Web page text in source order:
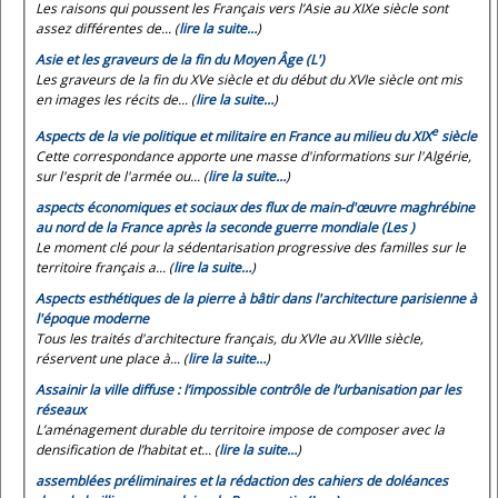
Les raisons qui poussent les Français vers l’Asie au XIXe siècle sont
assez différentes de... (lire la suite…)
Asie et les graveurs de la fin du Moyen Âge (L')
Les graveurs de la fin du XVe siècle et du début du XVIe siècle ont mis
en images les récits de... (lire la suite…)
Aspects de la vie politique et militaire en France au milieu du XIXesiècle
Cette correspondance apporte une masse d'informations sur l'Algérie,
sur l'esprit de l'armée ou... (lire la suite…)
aspects économiques et sociaux des flux de main-d'œuvre maghrébine
au nord de la France après la seconde guerre mondiale (Les )
Le moment clé pour la sédentarisation progressive des familles sur le
territoire français a... (lire la suite…)
Aspects esthétiques de la pierre à bâtir dans l'architecture parisienne à
l'époque moderne
Tous les traités d'architecture français, du XVIe au XVIIIe siècle,
réservent une place à... (lire la suite…)
Assainir la ville diffuse : l’impossible contrôle de l’urbanisation par les
réseaux
L’aménagement durable du territoire impose de composer avec la
densification de l’habitat et... (lire la suite…)
assemblées préliminaires et la rédaction des cahiers de doléances